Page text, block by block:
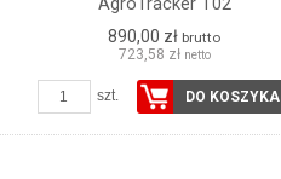
890,00 zł brutto
723,58 zł netto
szt. DO KOSZYKA